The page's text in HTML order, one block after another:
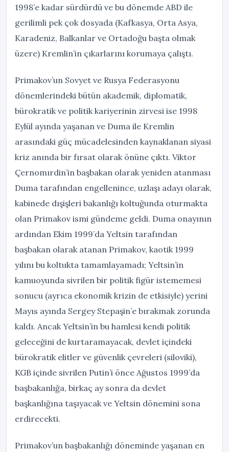
1998’e kadar sürdürdü ve bu dönemde ABD ile
gerilimli pek çok dosyada (Kafkasya, Orta Asya,
Karadeniz, Balkanlar ve Ortadoğu başta olmak
üzere) Kremlin’in çıkarlarını korumaya çalıştı.
Primakov’un Sovyet ve Rusya Federasyonu
dönemlerindeki bütün akademik, diplomatik,
bürokratik ve politik kariyerinin zirvesi ise 1998
Eylül ayında yaşanan ve Duma ile Kremlin
arasındaki güç mücadelesinden kaynaklanan siyasi
kriz anında bir fırsat olarak önüne çıktı. Viktor
Çernomırdin’in başbakan olarak yeniden atanması
Duma tarafından engellenince, uzlaşı adayı olarak,
kabinede dışişleri bakanlığı koltuğunda oturmakta
olan Primakov ismi gündeme geldi. Duma onayının
ardından Ekim 1999’da Yeltsin tarafından
başbakan olarak atanan Primakov, kaotik 1999
yılını bu koltukta tamamlayamadı; Yeltsin’in
kamuoyunda sivrilen bir politik figür istememesi
sonucu (ayrıca ekonomik krizin de etkisiyle) yerini
Mayıs ayında Sergey Stepaşin’e bırakmak zorunda
kaldı. Ancak Yeltsin’in bu hamlesi kendi politik
geleceğini de kurtaramayacak, devlet içindeki
bürokratik elitler ve güvenlik çevreleri (siloviki),
KGB içinde sivrilen Putin’i önce Ağustos 1999’da
başbakanlığa, birkaç ay sonra da devlet
başkanlığına taşıyacak ve Yeltsin dönemini sona
erdirecekti.
Primakov’un başbakanlığı döneminde yaşanan en